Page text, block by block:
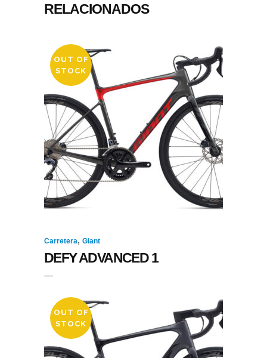
RELACIONADOS
OUT OF
STOCK
Carretera, Giant
DEFY ADVANCED 1
OUT OF
STOCK